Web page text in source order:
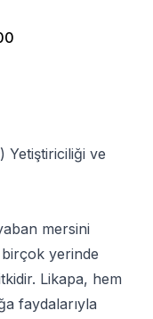
Yetiştiriciliği ve
mersini
yerinde
Likapa, hem
faydalarıyla